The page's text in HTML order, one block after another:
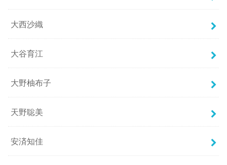
大西沙織
大谷育江
大野柚布子
天野聡美
安済知佳